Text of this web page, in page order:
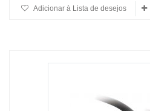
Adicionar à Lista de desejos